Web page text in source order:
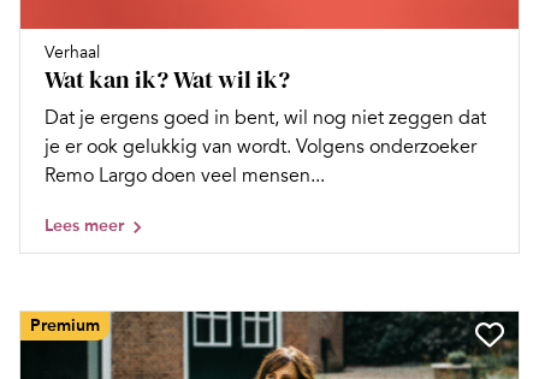
Verhaal
Wat kan ik? Wat wil ik?
Dat je ergens goed in bent, wil nog niet zeggen dat
je er ook gelukkig van wordt. Volgens onderzoeker
Remo Largo doen veel mensen...
Lees meer
Premium